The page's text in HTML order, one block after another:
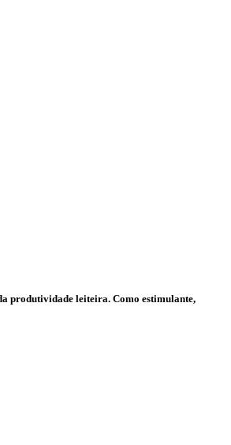
produtividade leiteira. Como estimulante,